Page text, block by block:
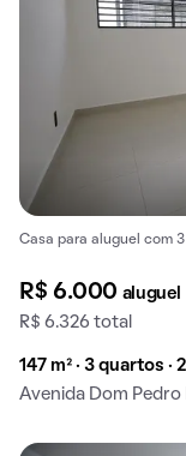
Casa para aluguel com
R$ 6.000 aluguel
R$ 6.326 total
147 m² · 3 quartos ·
Avenida Dom Pedro